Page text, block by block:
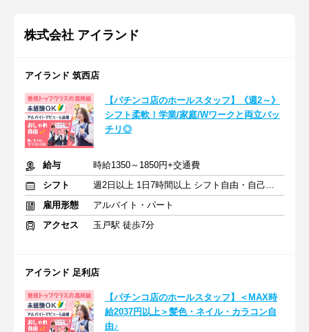
株式会社 アイランド
アイランド 筑西店
【パチンコ店のホールスタッフ】《週2～》
シフト柔軟！学業/家庭/Wワークと両立バッ
チリ◎
給与
時給1350～1850円+交通費
シフト
週2日以上 1日7時間以上 シフト自由・自己申告
雇用形態
アルバイト・パート
アクセス
玉戸駅 徒歩7分
アイランド 足利店
【パチンコ店のホールスタッフ】＜MAX時
給2037円以上＞髪色・ネイル・カラコン自
由♪